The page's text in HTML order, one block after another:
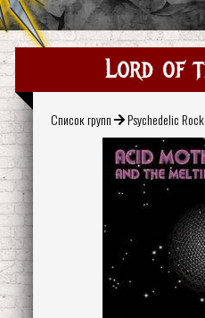
Lord of
Список групп Psychedelic Rock